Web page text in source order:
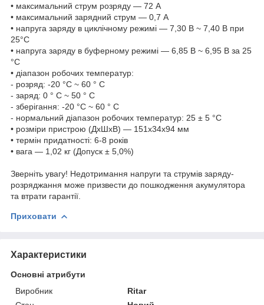
• максимальний струм розряду — 72 А
• максимальний зарядний струм — 0,7 A
• напруга заряду в циклічному режимі — 7,30 В ~ 7,40 В при
25°С
• напруга заряду в буферному режимі — 6,85 В ~ 6,95 В за 25
°C
• діапазон робочих температур:
- розряд: -20 °C ~ 60 ° C
- заряд: 0 ° C ~ 50 ° C
- зберігання: -20 °C ~ 60 ° C
- нормальний діапазон робочих температур: 25 ± 5 °C
• розміри пристрою (ДхШхВ) — 151х34x94 мм
• термін придатності: 6-8 років
• вага — 1,02 кг (Допуск ± 5,0%)
Зверніть увагу! Недотримання напруги та струмів заряду-
розряджання може призвести до пошкодження акумулятора
та втрати гарантії.
Приховати
Характеристики
Основні атрибути
Виробник
Ritar